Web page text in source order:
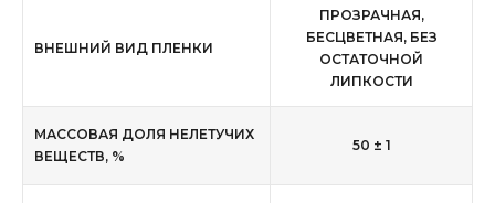
ВНЕШНИЙ ВИД ПЛЕНКИ
ПРОЗРАЧНАЯ,
БЕСЦВЕТНАЯ, БЕЗ
ОСТАТОЧНОЙ
ЛИПКОСТИ
МАССОВАЯ ДОЛЯ НЕЛЕТУЧИХ
ВЕЩЕСТВ, %
50 ± 1